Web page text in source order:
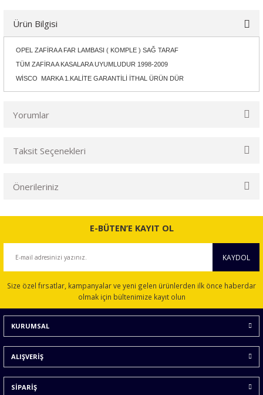
Ürün Bilgisi
OPEL ZAFİRA A FAR LAMBASI ( KOMPLE ) SAĞ TARAF
TÜM ZAFİRA A KASALARA UYUMLUDUR 1998-2009
WİSCO MARKA 1.KALİTE GARANTİLİ İTHAL ÜRÜN DÜR
Yorumlar
Taksit Seçenekleri
Önerileriniz
Bu ürünün fiyat bilgisi, resim, ürün açıklamalarında ve diğer
konularda yetersiz gördüğünüz noktaları öneri formunu
Ürün açıklamasında eksik bilgiler bulunuyor.
Ürün bilgilerinde hatalar bulunuyor.
Ürün fiyatı diğer sitelerden daha pahalı.
Bu ürüne benzer farklı alternatifler olmalı.
E-BÜTEN’E KAYIT OL
KAYDOL
Size özel fırsatlar, kampanyalar ve yeni gelen ürünlerden ilk önce haberdar
olmak için bültenimize kayıt olun
KURUMSAL
ALIŞVERİŞ
SİPARİŞ